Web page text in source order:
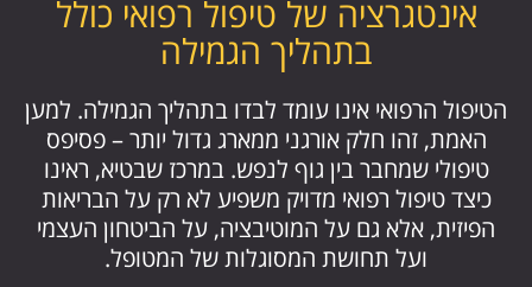
אינטגרציה של טיפול רפואי כולל
בתהליך הגמילה
הטיפול הרפואי אינו עומד לבדו בתהליך הגמילה. למען
האמת, זהו חלק אורגני ממארג גדול יותר – פסיפס
טיפולי שמחבר בין גוף לנפש. במרכז שבטיא, ראינו
כיצד טיפול רפואי מדויק משפיע לא רק על הבריאות
הפיזית, אלא גם על המוטיבציה, על הביטחון העצמי
ועל תחושת המסוגלות של המטופל.